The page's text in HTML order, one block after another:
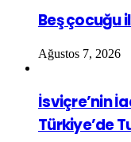
Beş çocuğu
Ağustos 7, 2026
İsviçre’nin
Türkiye’de